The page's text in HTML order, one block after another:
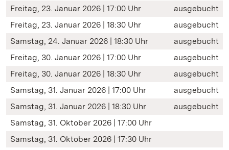
Freitag, 23. Januar 2026 | 17:00 Uhr
ausgebucht
Freitag, 23. Januar 2026 | 18:30 Uhr
ausgebucht
Samstag, 24. Januar 2026 | 18:30 Uhr
ausgebucht
Freitag, 30. Januar 2026 | 17:00 Uhr
ausgebucht
Freitag, 30. Januar 2026 | 18:30 Uhr
ausgebucht
Samstag, 31. Januar 2026 | 17:00 Uhr
ausgebucht
Samstag, 31. Januar 2026 | 18:30 Uhr
ausgebucht
Samstag, 31. Oktober 2026 | 17:00 Uhr
Samstag, 31. Oktober 2026 | 17:30 Uhr